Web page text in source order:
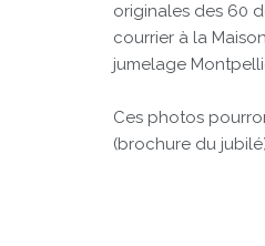
originales des 60
courrier à la
jumelage
Ces photos
(brochure du